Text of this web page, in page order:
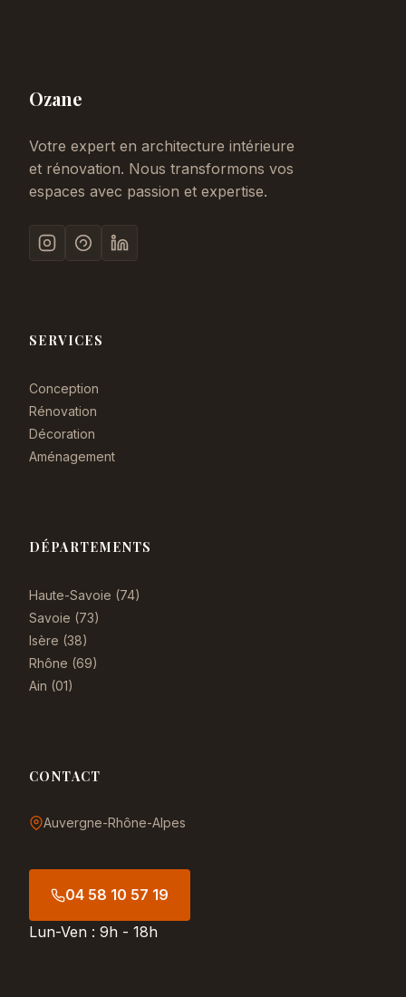
Ozane
Votre expert en architecture intérieure
et rénovation. Nous transformons vos
espaces avec passion et expertise.
SERVICES
Conception
Rénovation
Décoration
Aménagement
DÉPARTEMENTS
Haute-Savoie (74)
Savoie (73)
Isère (38)
Rhône (69)
Ain (01)
CONTACT
Auvergne-Rhône-Alpes
04 58 10 57 19
Lun-Ven : 9h - 18h